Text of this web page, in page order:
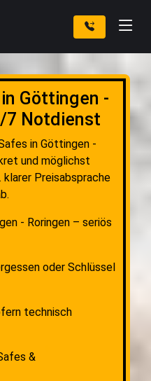
Göttingen -
7 Notdienst
in Göttingen -
und möglichst
klarer Preisabsprache
- Roringen – seriös
oder Schlüssel
technisch
&